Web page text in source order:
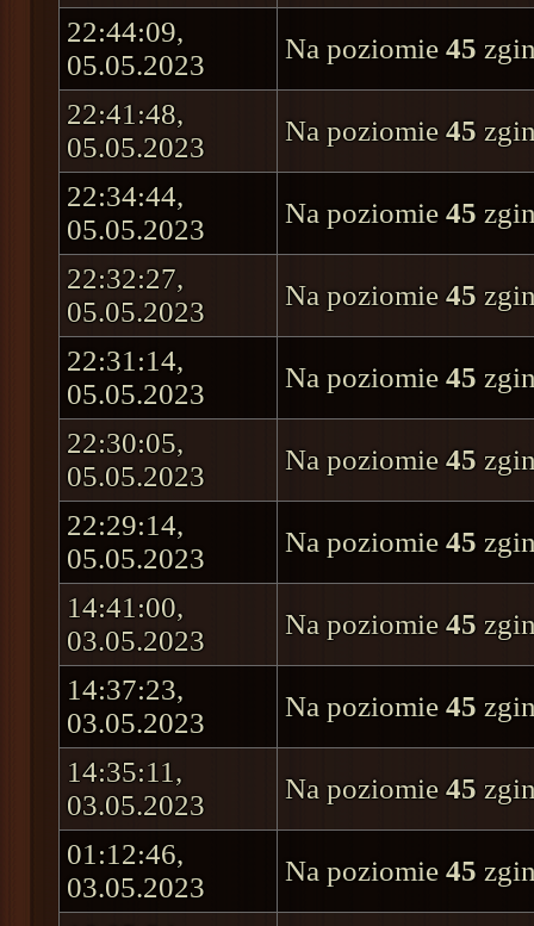
22:44:09,
05.05.2023
Na poziomie 45
22:41:48,
05.05.2023
Na poziomie45
22:34:44,
05.05.2023
Na poziomie 45
22:32:27,
05.05.2023
Na poziomie45
22:31:14,
05.05.2023
Na poziomie 45
22:30:05,
05.05.2023
Na poziomie45
22:29:14,
05.05.2023
Na poziomie 45
14:41:00,
03.05.2023
Na poziomie45
14:37:23,
03.05.2023
Na poziomie 45
14:35:11,
03.05.2023
Na poziomie45
01:12:46,
03.05.2023
Na poziomie 45